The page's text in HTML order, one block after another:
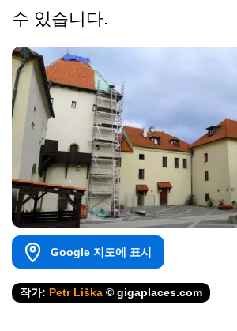
수 있습니다.
Google 지도에 표시
작가: Petr Liška © gigaplaces.com